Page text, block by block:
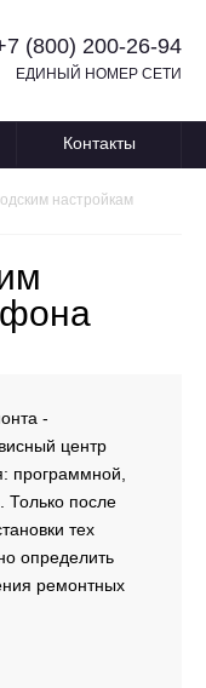
(800) 200-26-94
ЕДИНЫЙ НОМЕР СЕТИ
Контакты
настройкам
-
центр
программной,
Только после
тех
определить
ремонтных